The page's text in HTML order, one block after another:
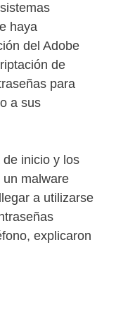
haya
del Adobe
de
para
a sus
inicio y los
malware
a utilizarse
explicaron